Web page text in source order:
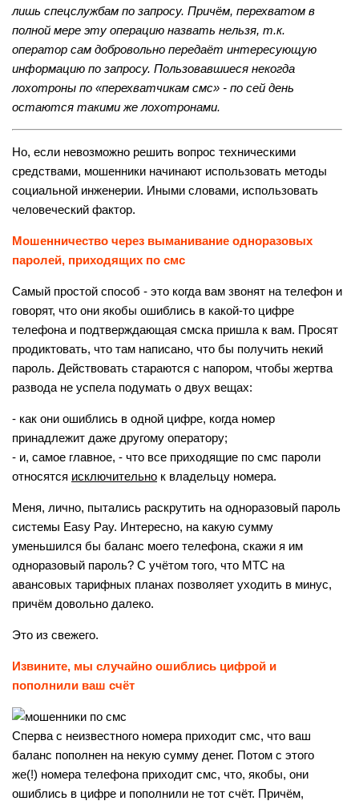
лишь спецслужбам по запросу. Причём, перехватом в
полной мере эту операцию назвать нельзя, т.к.
оператор сам добровольно передаёт интересующую
информацию по запросу. Пользовавшиеся некогда
лохотроны по «перехватчикам смс» - по сей день
остаются такими же лохотронами.
Но, если невозможно решить вопрос техническими
средствами, мошенники начинают использовать методы
социальной инженерии. Иными словами, использовать
человеческий фактор.
Мошенничество через выманивание одноразовых
паролей, приходящих по смс
Самый простой способ - это когда вам звонят на телефон и
говорят, что они якобы ошиблись в какой-то цифре
телефона и подтверждающая смска пришла к вам. Просят
продиктовать, что там написано, что бы получить некий
пароль. Действовать стараются с напором, чтобы жертва
развода не успела подумать о двух вещах:
- как они ошиблись в одной цифре, когда номер
принадлежит даже другому оператору;
- и, самое главное, - что все приходящие по смс пароли
относятся исключительно к владельцу номера.
Меня, лично, пытались раскрутить на одноразовый пароль
системы Easy Pay. Интересно, на какую сумму
уменьшился бы баланс моего телефона, скажи я им
одноразовый пароль? С учётом того, что МТС на
авансовых тарифных планах позволяет уходить в минус,
причём довольно далеко.
Это из свежего.
Извините, мы случайно ошиблись цифрой и
пополнили ваш счёт
Сперва с неизвестного номера приходит смс, что ваш
баланс пополнен на некую сумму денег. Потом с этого
же(!) номера телефона приходит смс, что, якобы, они
ошиблись в цифре и пополнили не тот счёт. Причём,